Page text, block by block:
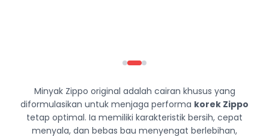
Minyak Zippo original adalah cairan khusus yang
diformulasikan untuk menjaga performa korek Zippo
tetap optimal. Ia memiliki karakteristik bersih, cepat
menyala, dan bebas bau menyengat berlebihan,